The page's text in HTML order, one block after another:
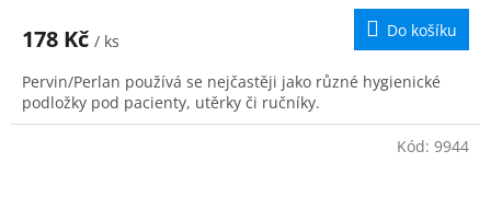
178 Kč / ks
Do košíku
Pervin/Perlan používá se nejčastěji jako různé hygienické
podložky pod pacienty, utěrky či ručníky.
Kód: 9944